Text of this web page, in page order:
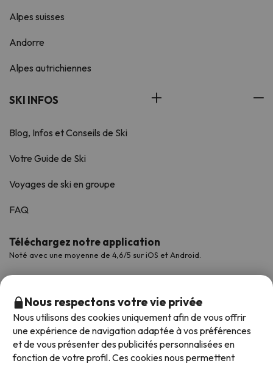
Alpes suisses
Andorre
Alpes autrichiennes
SKI INFOS
Blog, Infos et Conseils de Ski
Votre Guide de Ski
Voyages de ski en groupe
FAQ
Téléchargez notre application
Noté avec une moyenne de 4,6/5 sur iOS et Android.
Nous respectons votre vie privée
Nous utilisons des cookies uniquement afin de vous offrir
une expérience de navigation adaptée à vos préférences
et de vous présenter des publicités personnalisées en
fonction de votre profil. Ces cookies nous permettent